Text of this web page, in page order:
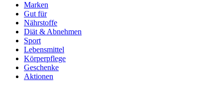
Marken
Gut für
Nährstoffe
Diät & Abnehmen
Sport
Lebensmittel
Körperpflege
Geschenke
Aktionen